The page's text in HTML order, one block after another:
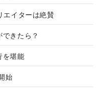
エイターは絶賛
できたら？
を堪能
始